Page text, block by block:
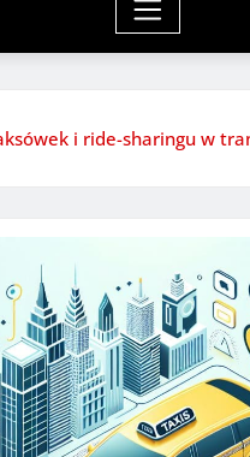
i ride-sharingu w